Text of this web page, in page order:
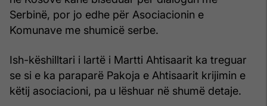
Serbinë, por jo edhe për Asociacionin e
Komunave me shumicë serbe.
Ish-këshilltari i lartë i Martti Ahtisaarit ka treguar
se si e ka paraparë Pakoja e Ahtisaarit krijimin e
këtij asociacioni, pa u lëshuar në shumë detaje.